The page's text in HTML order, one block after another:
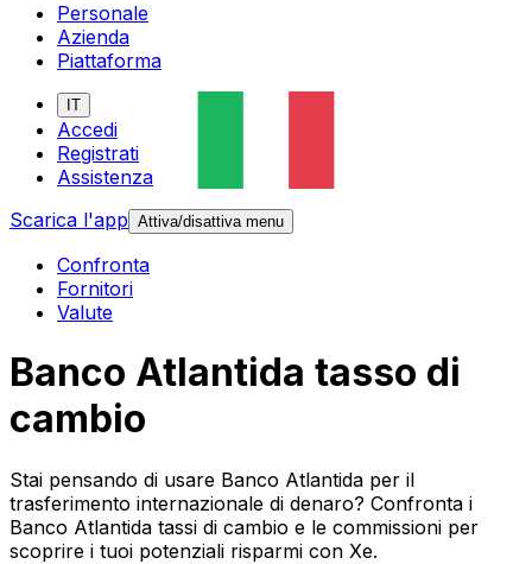
Personale
Azienda
Piattaforma
IT
Accedi
Registrati
Assistenza
Scarica l'app Attiva/disattiva menu
Confronta
Fornitori
Valute
Banco Atlantida tasso di
cambio
Stai pensando di usare Banco Atlantida per il
trasferimento internazionale di denaro? Confronta i
Banco Atlantida tassi di cambio e le commissioni per
scoprire i tuoi potenziali risparmi con Xe.